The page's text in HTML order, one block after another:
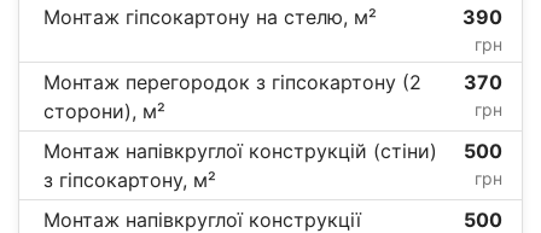
Монтаж гіпсокартону на стелю, м² 390
грн
Монтаж перегородок з гіпсокартону (2
сторони), м²
370
грн
Монтаж напівкруглої конструкцій (стіни)
з гіпсокартону, м²
500
грн
Монтаж напівкруглої конструкції
500